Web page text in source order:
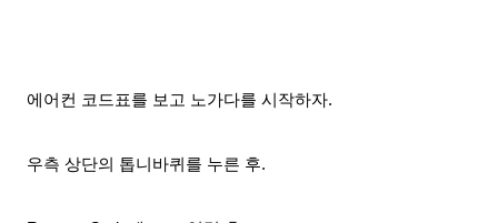
에어컨 코드표를 보고 노가다를 시작하자.
우측 상단의 톱니바퀴를 누른 후.